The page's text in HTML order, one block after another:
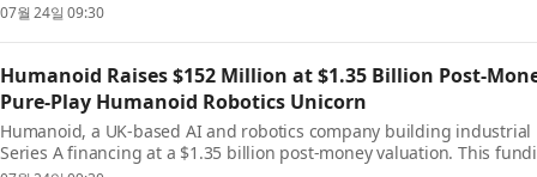
07월 24일 09:30
Humanoid Raises $152 Million at $1.35 Billion Post-
Pure-Play Humanoid Robotics Unicorn
Humanoid, a UK-based AI and robotics company building
Series A financing at a $1.35 billion post-money valuation. This